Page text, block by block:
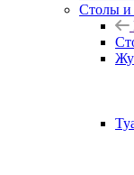
Столы и